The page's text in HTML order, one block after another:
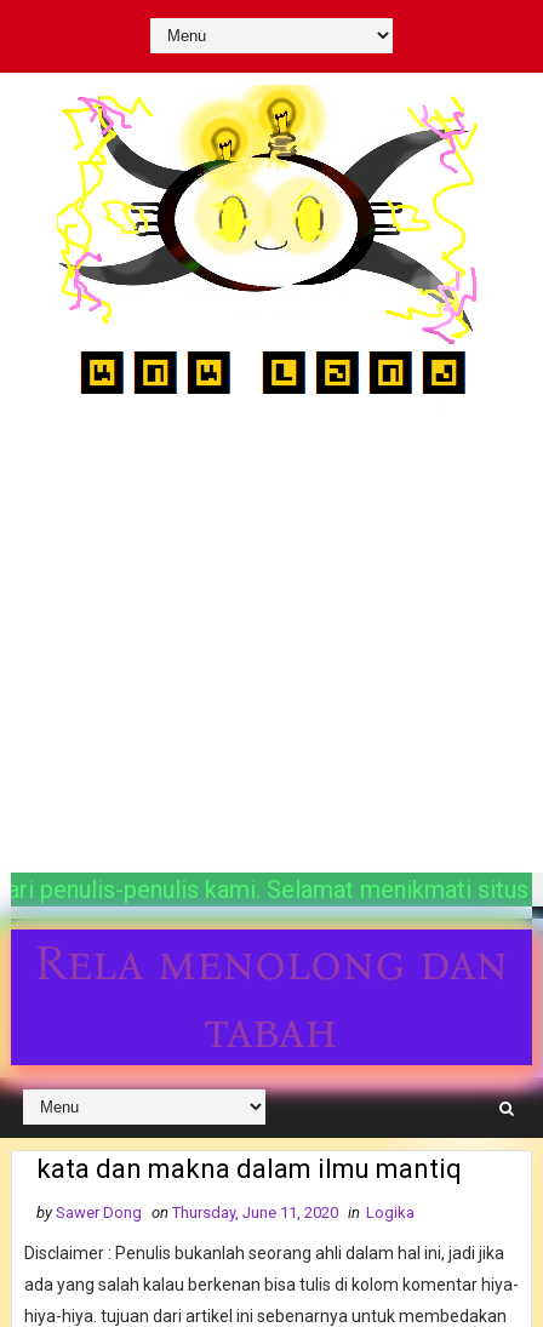
ratusan postingan berbahaya dari penulis-
Rela menolong dan
tabah
kata dan makna dalam ilmu mantiq
by Sawer Dong on Thursday, June 11, 2020 in Logika
Disclaimer : Penulis bukanlah seorang ahli dalam hal ini, jadi jika
ada yang salah kalau berkenan bisa tulis di kolom komentar hiya-
hiya-hiya. tujuan dari artikel ini sebenarnya untuk membedakan